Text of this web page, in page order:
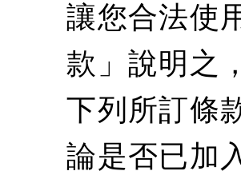
讓您合法使
款」說明之
下列所訂條
論是否已加